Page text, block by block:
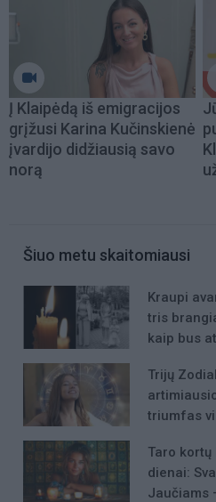
Į Klaipėdą iš emigracijos
grįžusi Karina Kučinskienė
įvardijo didžiausią savo
norą
Šiuo metu skaitomiausi
Kraupi
tris
kaip bus
Trijų
triumfas
Taro
dienai:
Jaučiams